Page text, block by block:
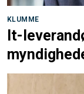
KLUMME
It-